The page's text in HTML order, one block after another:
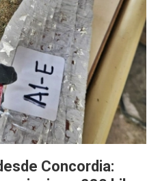
Concordia: